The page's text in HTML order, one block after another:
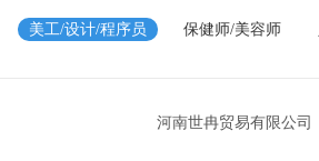
美工/设计/程序员 保健师/美容师
河南世冉贸易有限公司